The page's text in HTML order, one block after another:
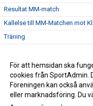
Resultat MM-match
Kallelse till MM-Matchen mot
Träning
Lördagsträningen är inställd
För att hemsidan ska
cookies från SportAdmin.
Föreningen kan också
eller marknadsföring. Du